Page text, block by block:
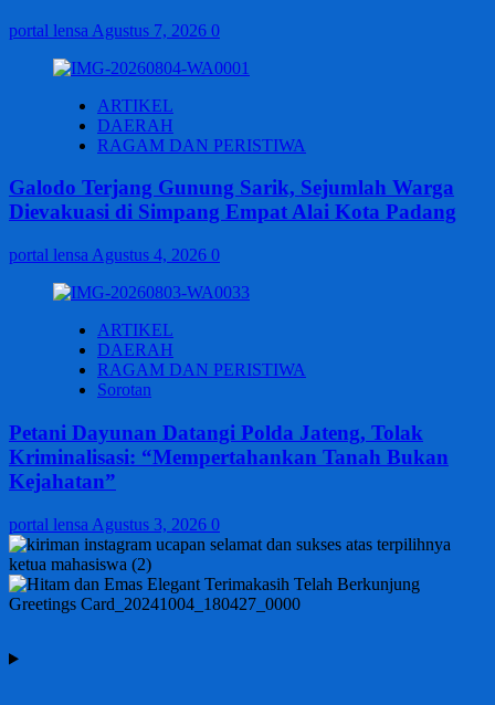
portal lensa Agustus 7, 2026 0
ARTIKEL
DAERAH
RAGAM DAN PERISTIWA
Galodo Terjang Gunung Sarik, Sejumlah Warga
Dievakuasi di Simpang Empat Alai Kota Padang
portal lensa Agustus 4, 2026 0
ARTIKEL
DAERAH
RAGAM DAN PERISTIWA
Sorotan
Petani Dayunan Datangi Polda Jateng, Tolak
Kriminalisasi: “Mempertahankan Tanah Bukan
Kejahatan”
portal lensa Agustus 3, 2026 0